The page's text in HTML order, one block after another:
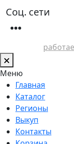
Соц. сети
Меню
Главная
Каталог
Регионы
Выкуп
Контакты